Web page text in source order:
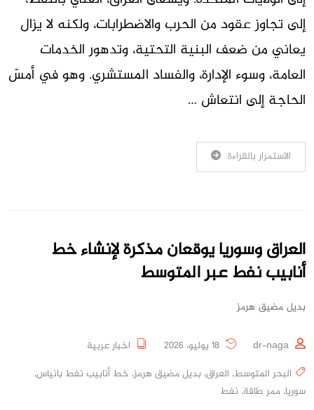
إلى تجاوز عقود من الحرب والاضطرابات، ولكنه لا يزال
يعاني من ضعف البنية التحتية، وتدهور الخدمات
العامة، وسوء الإدارة، والفساد المستشري. وهو في أمسّ
الحاجة إلى انتعاش …
الاستمرار بالقراءة
العراق وسوريا يوقعان مذكرة لإنشاء خط
أنابيب نفط عبر المتوسط
بديل مضيق هرمز
dr-naga
اخبار عربية
البحر المتوسط, العراق, بديل مضيق هرمز, خط أنابيب نفط بانياس,
سوريا, ممر طاقة, نفط